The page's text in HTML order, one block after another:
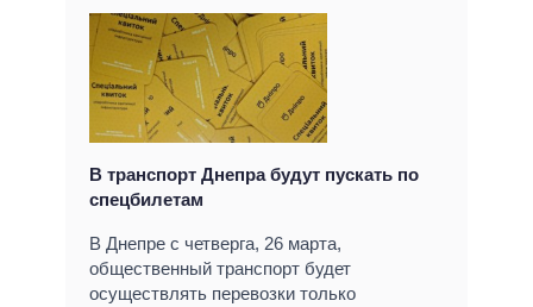
В транспорт Днепра будут пускать по
спецбилетам
В Днепре с четверга, 26 марта,
общественный транспорт будет
осуществлять перевозки только